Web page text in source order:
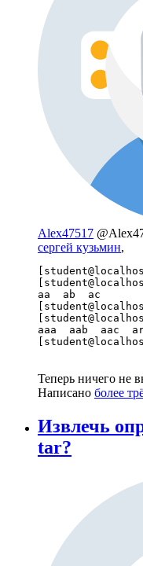
Alex47517
сергей кузьмин,
aa  ab  ac
aaa  aab  aac
Теперь ничего не
Написано более
Извлечь
tar?